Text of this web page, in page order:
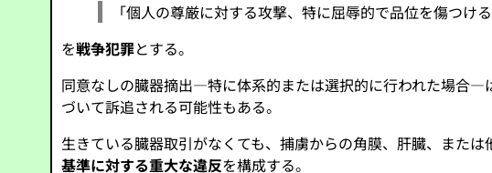
「個人の尊厳に対する攻撃、特に屈辱的で品位を傷つ
を戦争犯罪とする。
同意なしの臓器摘出—特に体系的または選択的に行われた場合—
づいて訴追される可能性もある。
生きている臓器取引がなくても、捕虜からの角膜、肝臓、また
基準に対する重大な違反を構成する。